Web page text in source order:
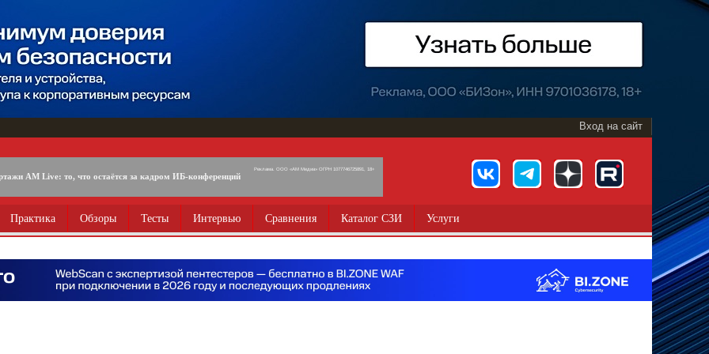
Вход на сайт
AM Live: то, что остаётся за кадром ИБ-конференций
Реклама. ООО «АМ Медиа» ОГРН 1077746725891, 18+
Практика Обзоры Тесты Интервью Сравнения Каталог СЗИ Услуги